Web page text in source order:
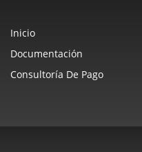
Inicio
Documentación
Consultoría De Pago